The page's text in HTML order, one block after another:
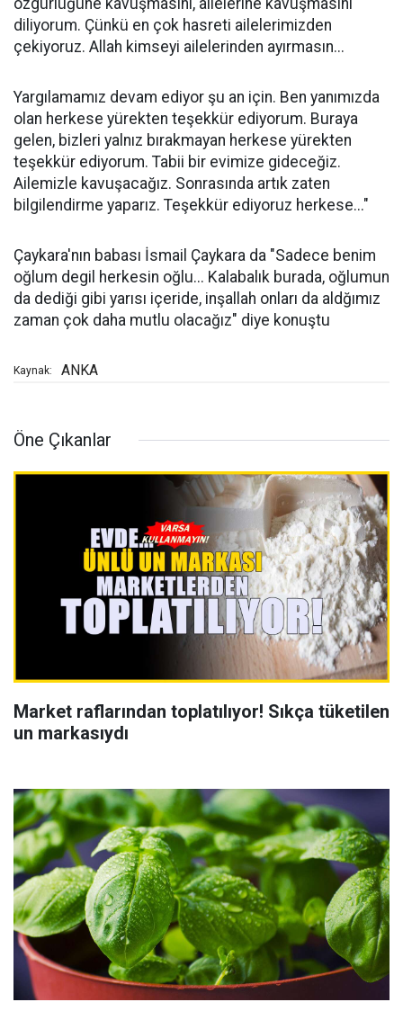
özgürlüğüne kavuşmasını, ailelerine kavuşmasını
diliyorum. Çünkü en çok hasreti ailelerimizden
çekiyoruz. Allah kimseyi ailelerinden ayırmasın...
Yargılamamız devam ediyor şu an için. Ben yanımızda
olan herkese yürekten teşekkür ediyorum. Buraya
gelen, bizleri yalnız bırakmayan herkese yürekten
teşekkür ediyorum. Tabii bir evimize gideceğiz.
Ailemizle kavuşacağız. Sonrasında artık zaten
bilgilendirme yaparız. Teşekkür ediyoruz herkese..."
Çaykara'nın babası İsmail Çaykara da "Sadece benim
oğlum degil herkesin oğlu... Kalabalık burada, oğlumun
da dediği gibi yarısı içeride, inşallah onları da aldğımız
zaman çok daha mutlu olacağız" diye konuştu
Kaynak: ANKA
Öne Çıkanlar
Market raflarından toplatılıyor! Sıkça tüketilen
un markasıydı